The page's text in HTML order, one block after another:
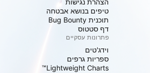
הצהרת נגישות
טיפים בנושא אבטחה
תוכנית Bug Bounty
דף סטטוס
פתרונות עסקיים
וידג'טים
ספריות גרפים
Lightweight Charts™